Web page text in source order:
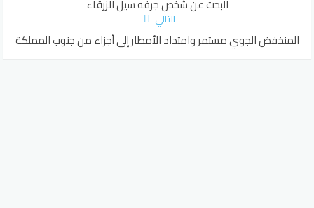
البحث عن شخص جرفه سيل الزرقاء
التالي
المنخفض الجوي مستمر وامتداد الأمطار إلى أجزاء من جنوب المملكة